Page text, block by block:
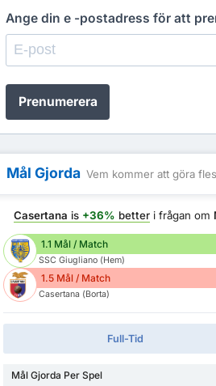
Ange din e -postadress för att
Prenumerera
Mål Gjorda Vem kommer att göra
Casertana is +36% better i frågan om
1.1 Mål / Match
SSC Giugliano (Hem)
1.5 Mål / Match
Casertana (Borta)
Full-Tid
Mål Gjorda Per Spel